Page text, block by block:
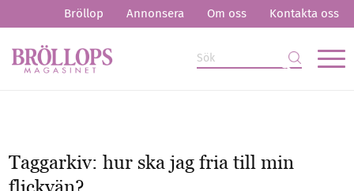
Bröllop Annonsera Om oss Kontakta oss
Taggarkiv:hur ska jag fria till min